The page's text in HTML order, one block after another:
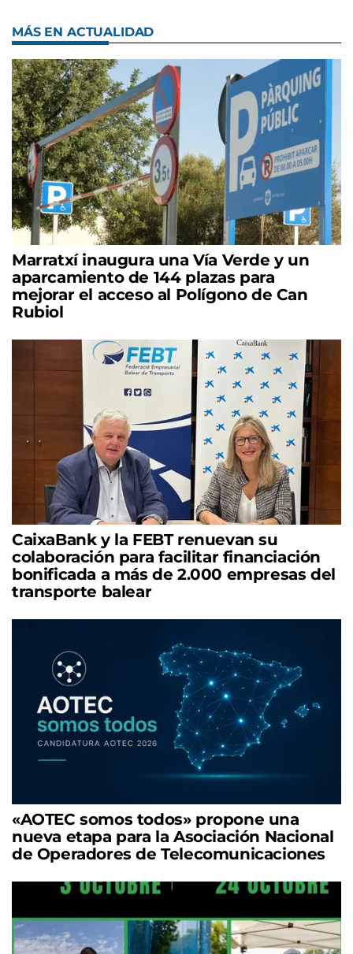
MÁS EN ACTUALIDAD
Marratxí inaugura una Vía Verde y un
aparcamiento de 144 plazas para
mejorar el acceso al Polígono de Can
Rubiol
CaixaBank y la FEBT renuevan su
colaboración para facilitar financiación
bonificada a más de 2.000 empresas del
transporte balear
«AOTEC somos todos» propone una
nueva etapa para la Asociación Nacional
de Operadores de Telecomunicaciones